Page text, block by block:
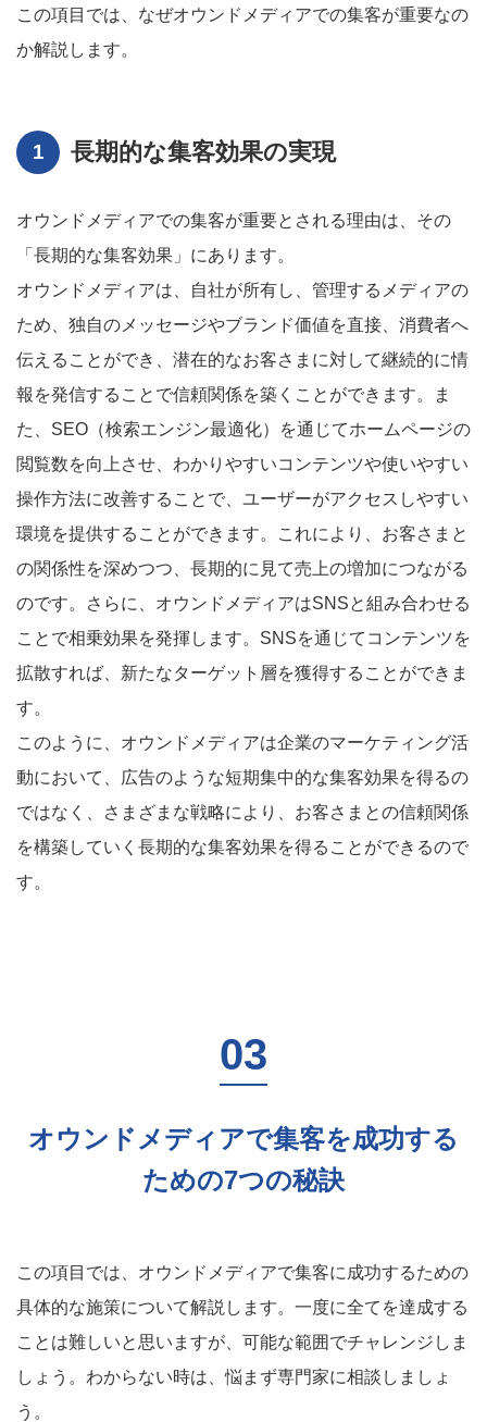
この項目では、なぜオウンドメディアでの集客が重要なの
か解説します。
長期的な集客効果の実現
オウンドメディアでの集客が重要とされる理由は、その
「長期的な集客効果」にあります。
オウンドメディアは、自社が所有し、管理するメディアの
ため、独自のメッセージやブランド価値を直接、消費者へ
伝えることができ、潜在的なお客さまに対して継続的に情
報を発信することで信頼関係を築くことができます。ま
た、SEO（検索エンジン最適化）を通じてホームページの
閲覧数を向上させ、わかりやすいコンテンツや使いやすい
操作方法に改善することで、ユーザーがアクセスしやすい
環境を提供することができます。これにより、お客さまと
の関係性を深めつつ、長期的に見て売上の増加につながる
のです。さらに、オウンドメディアはSNSと組み合わせる
ことで相乗効果を発揮します。SNSを通じてコンテンツを
拡散すれば、新たなターゲット層を獲得することができま
す。
このように、オウンドメディアは企業のマーケティング活
動において、広告のような短期集中的な集客効果を得るの
ではなく、さまざまな戦略により、お客さまとの信頼関係
を構築していく長期的な集客効果を得ることができるので
す。
オウンドメディアで集客を成功する
ための7つの秘訣
この項目では、オウンドメディアで集客に成功するための
具体的な施策について解説します。一度に全てを達成する
ことは難しいと思いますが、可能な範囲でチャレンジしま
しょう。わからない時は、悩まず専門家に相談しましょ
う。